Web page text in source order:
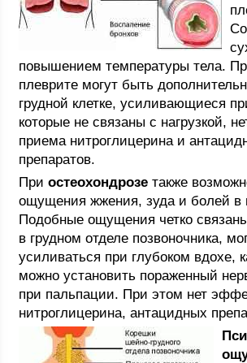
повышением температуры тела.
плеврите могут быть
грудной клетке, усиливающиеся
которые не связаны с нагрузкой,
приема нитроглицерина и
препаратов.
Приостеохондрозетакже
ощущения жжения, зуда и болей в
Подобные ощущения четко
в грудном отделе позвоночника,
усиливаться при глубоком вдохе,
можно установить пораженный
при пальпации. При этом нет
нитроглицерина, антацидных